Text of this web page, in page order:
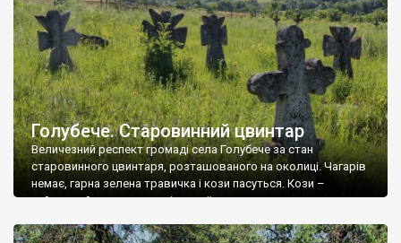
Голубече. Старовинний цвинтар
Величезний респект громаді села Голубече за стан
старовинного цвинтаря, розташованого на околиці. Чагарів
немає, гарна зелена травичка і кози пасуться. Кози –
найкращий регулятор шкідливої, для старих кладовищ,
бруньками, кози ті бруньки обгризають, бо то улюблений